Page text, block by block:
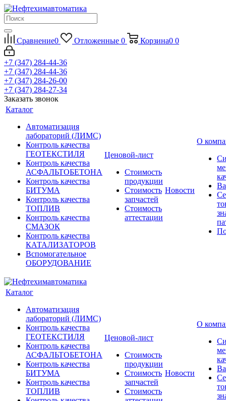
Сравнение0 Отложенные 0 Корзина0 0
+7 (347) 284-44-36
+7 (347) 284-44-36
+7 (347) 284-26-00
+7 (347) 284-27-34
Заказать звонок
Каталог
Автоматизация
лабораторий (ЛИМС)
Контроль качества
ГЕОТЕКСТИЛЯ
Контроль качества
АСФАЛЬТОБЕТОНА
Контроль качества
БИТУМА
Контроль качества
ТОПЛИВ
Контроль качества
СМАЗОК
Контроль качества
КАТАЛИЗАТОРОВ
Вспомогательное
ОБОРУДОВАНИЕ
Ценовой-лист
Стоимость
продукции
Стоимость
запчастей
Стоимость
аттестации
Новости
О
Каталог
Автоматизация
лабораторий (ЛИМС)
Контроль качества
ГЕОТЕКСТИЛЯ
Контроль качества
АСФАЛЬТОБЕТОНА
Контроль качества
БИТУМА
Контроль качества
ТОПЛИВ
Ценовой-лист
Стоимость
продукции
Стоимость
запчастей
Стоимость
Новости
О